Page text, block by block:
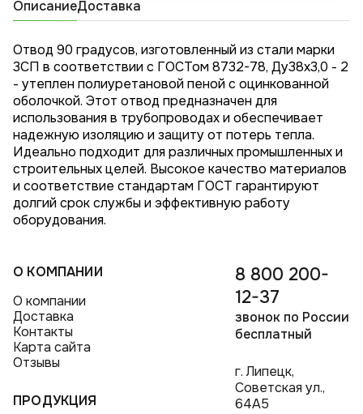
ОписаниеДоставка
Отвод 90 градусов, изготовленный из стали марки
3СП в соответствии с ГОСТом 8732-78, Ду38x3,0 - 2
- утеплен полиуретановой пеной с оцинкованной
оболочкой. Этот отвод предназначен для
использования в трубопроводах и обеспечивает
надежную изоляцию и защиту от потерь тепла.
Идеально подходит для различных промышленных и
строительных целей. Высокое качество материалов
и соответствие стандартам ГОСТ гарантируют
долгий срок службы и эффективную работу
оборудования.
О КОМПАНИИ
О компании
Доставка
Контакты
Карта сайта
Отзывы
ПРОДУКЦИЯ
8 800 200-
12-37
звонок по России
бесплатный
г. Липецк,
Советская ул.,
64А5